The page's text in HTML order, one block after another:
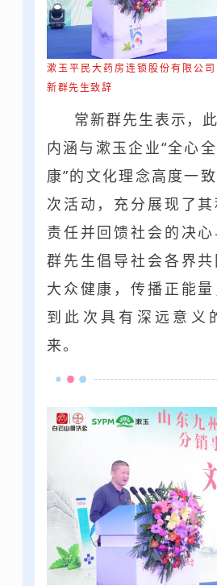
漱玉平民大药房连锁股份有限公
新群先生致辞
常新群先生表示，
内涵与漱玉企业“全心
康”的文化理念高度一
次活动，充分展现了
责任并回馈社会的决
群先生倡导社会各界
大众健康，传播正能
到此次具有深远意义
来。